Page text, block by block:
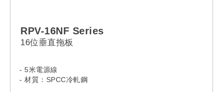
RPV-16NF Series
16位垂直拖板
- 5米電源線
- 材質：SPCC冷軋鋼